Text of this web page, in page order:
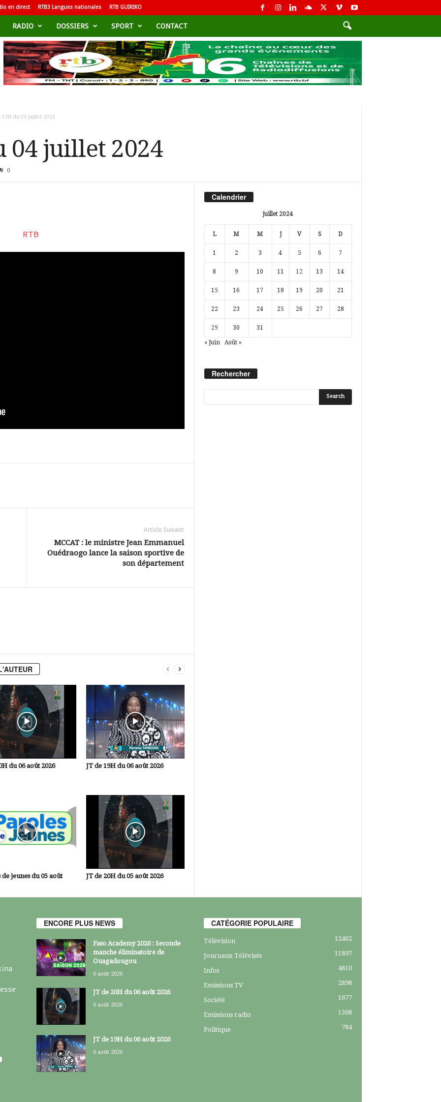
en direct RTB3 Langues nationales RTB GUIRIKO
RADIO DOSSIERS SPORT CONTACT
13H du 04 juillet 2024
04 juillet 2024
0
Article Suivant
MCCAT : le ministre Jean Emmanuel
Ouédraogo lance la saison sportive de
son département
du 06 août 2026 JT de 19H du 06 août 2026
de jeunes du 05 août
JT de 20H du 05 août 2026
Calendrier
juillet 2024
L M M J V S D
1 2 3 4 5 6 7
8 9 10 11 12 13 14
15 16 17 18 19 20 21
22 23 24 25 26 27 28
29 30 31
« Juin Août »
Rechercher
ENCORE PLUS NEWS
Faso Academy 2026 : Seconde
manche éliminatoire de
Ouagadougou
6 août 2026
JT de 20H du 06 août 2026
6 août 2026
JT de 19H du 06 août 2026
6 août 2026
CATÉGORIE POPULAIRE
Télévision 12462
Journaux Télévisés 11897
Infos 4810
Emissions TV 2898
Société 1677
Emissions radio 1368
Politique 784